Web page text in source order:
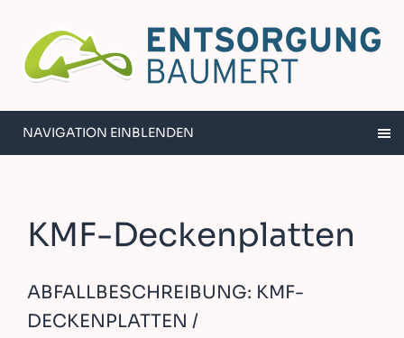
NAVIGATION EINBLENDEN
KMF-Deckenplatten
ABFALLBESCHREIBUNG: KMF-
DECKENPLATTEN /